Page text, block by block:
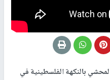
بالنكهة الفلسطينية في